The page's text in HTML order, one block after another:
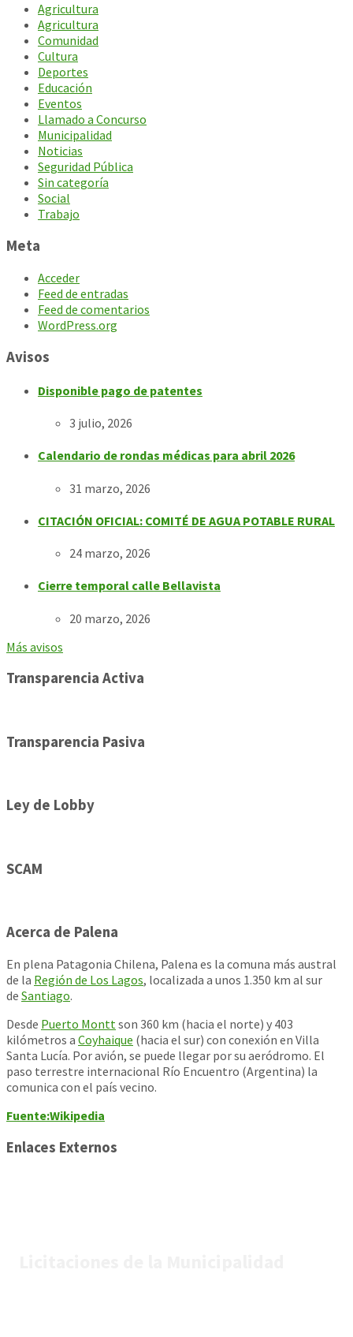
Agricultura
Agricultura
Comunidad
Cultura
Deportes
Educación
Eventos
Llamado a Concurso
Municipalidad
Noticias
Seguridad Pública
Sin categoría
Social
Trabajo
Meta
Acceder
Feed de entradas
Feed de comentarios
WordPress.org
Avisos
Disponible pago de patentes
3 julio, 2026
Calendario de rondas médicas para abril 2026
31 marzo, 2026
CITACIÓN OFICIAL: COMITÉ DE AGUA POTABLE RURAL
24 marzo, 2026
Cierre temporal calle Bellavista
20 marzo, 2026
Más avisos
Transparencia Activa
Transparencia Pasiva
Ley de Lobby
SCAM
Acerca de Palena
En plena Patagonia Chilena, Palena es la comuna más austral
de la Región de Los Lagos, localizada a unos 1.350 km al sur
de Santiago.
Desde Puerto Montt son 360 km (hacia el norte) y 403
kilómetros a Coyhaique (hacia el sur) con conexión en Villa
Santa Lucía. Por avión, se puede llegar por su aeródromo. El
paso terrestre internacional Río Encuentro (Argentina) la
comunica con el país vecino.
Fuente:Wikipedia
Enlaces Externos